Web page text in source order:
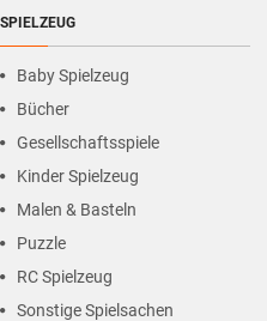
SPIELZEUG
Baby Spielzeug
Bücher
Gesellschaftsspiele
Kinder Spielzeug
Malen & Basteln
Puzzle
RC Spielzeug
Sonstige Spielsachen